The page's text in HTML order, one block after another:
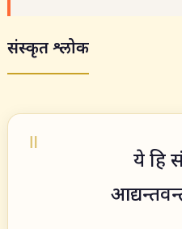
संस्कृत श्लोक
ये हि